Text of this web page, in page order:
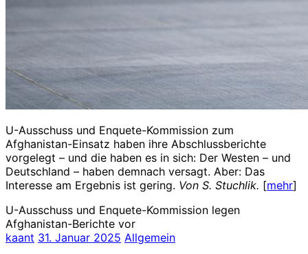
U-Ausschuss und Enquete-Kommission zum
Afghanistan-Einsatz haben ihre Abschlussberichte
vorgelegt – und die haben es in sich: Der Westen – und
Deutschland – haben demnach versagt. Aber: Das
Interesse am Ergebnis ist gering. Von S. Stuchlik. [mehr]
U-Ausschuss und Enquete-Kommission legen
Afghanistan-Berichte vor
kaant 31. Januar 2025 Allgemein